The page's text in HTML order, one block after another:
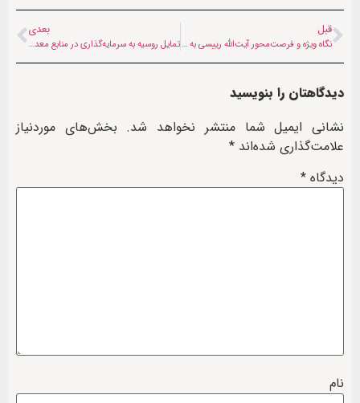
قبل
نگاه ویژه و فرصت‌محور آیت‌الله رییسی به افغانستان
بعدی
تمایل روسیه به سرمایه‌گذاری در منابع معدنی افغانستان
دیدگاهتان را بنویسید
نشانی ایمیل شما منتشر نخواهد شد. بخش‌های موردنیاز
علامت‌گذاری شده‌اند *
دیدگاه *
نام